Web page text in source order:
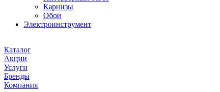
Карнизы
Обои
Электроинструмент
Каталог
Акции
Услуги
Бренды
Компания